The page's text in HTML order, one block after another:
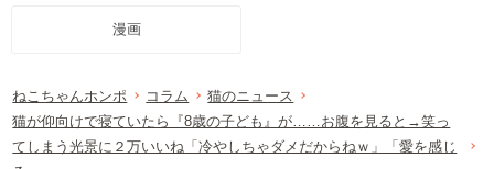
漫画
ねこちゃんホンポ コラム
猫のニュース
猫が仰向けで寝ていたら『8歳の子ども』が……お腹を見ると→笑っ
てしまう光景に２万いいね「冷やしちゃダメだからねｗ」「愛を感じ